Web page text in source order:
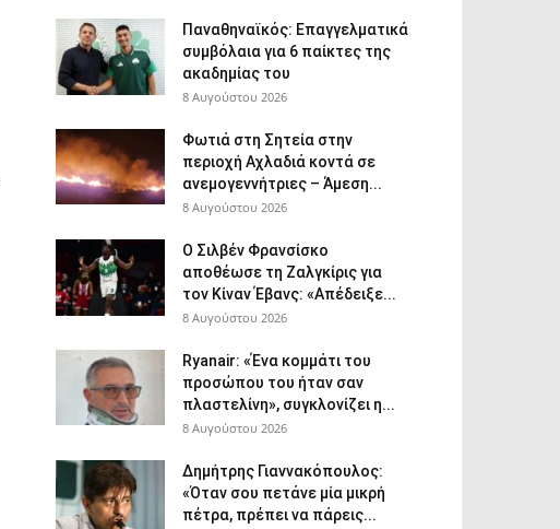
Παναθηναϊκός: Επαγγελματικά
συμβόλαια για 6 παίκτες της
ακαδημίας του
8 Αυγούστου 2026
Φωτιά στη Σητεία στην
περιοχή Αχλαδιά κοντά σε
ανεμογεννήτριες – Άμεση...
8 Αυγούστου 2026
Ο Σιλβέν Φρανσίσκο
αποθέωσε τη Ζαλγκίρις για
τον Κίναν Έβανς: «Απέδειξε...
8 Αυγούστου 2026
Ryanair: «Ένα κομμάτι του
προσώπου του ήταν σαν
πλαστελίνη», συγκλονίζει η...
8 Αυγούστου 2026
Δημήτρης Γιαννακόπουλος:
«Όταν σου πετάνε μία μικρή
πέτρα, πρέπει να πάρεις...